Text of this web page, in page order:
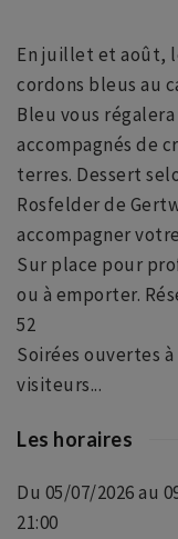
En juillet et août,
cordons bleus au
Bleu vous
accompagnés de
terres. Dessert
Rosfelder de
accompagner
Sur place pour
ou à emporter.
52
Soirées ouvertes
visiteurs...
Les horaires
Du 05/07/2026 au
21:00